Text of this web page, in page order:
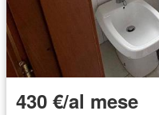
430 €/al mese